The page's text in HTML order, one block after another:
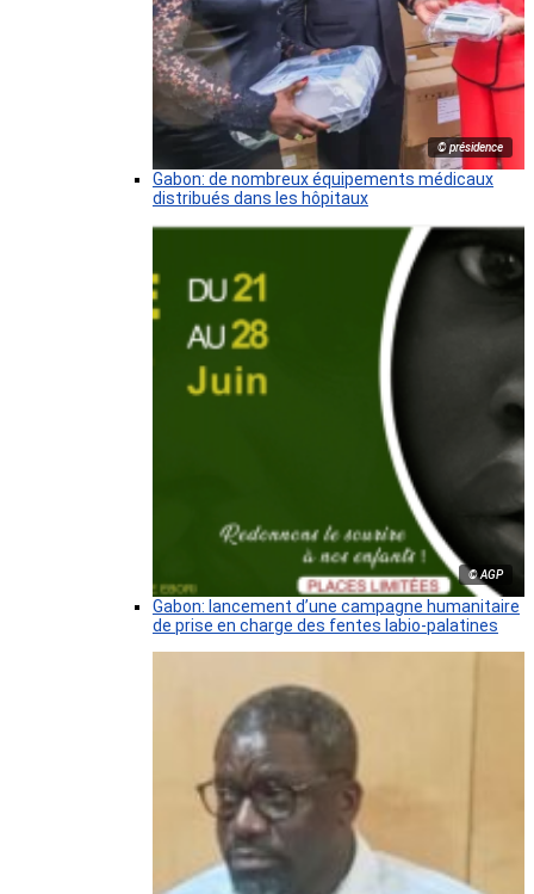
© présidence
Gabon: de nombreux équipements médicaux
distribués dans les hôpitaux
© AGP
Gabon: lancement d’une campagne humanitaire
de prise en charge des fentes labio-palatines